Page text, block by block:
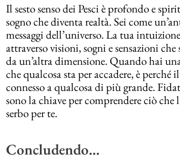
Il sesto senso dei Pesci è profondo e
sogno che diventa realtà. Sei come
messaggi dell’universo. La tua
attraverso visioni, sogni e sensazioni
da un’altra dimensione. Quando hai
che qualcosa sta per accadere, è perché
connesso a qualcosa di più grande.
sono la chiave per comprendere ciò che
serbo per te.
Concludendo…